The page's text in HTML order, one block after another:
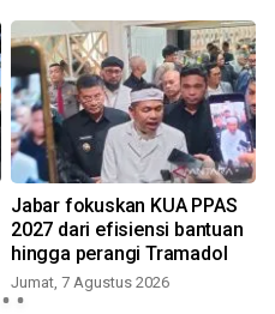
Jabar fokuskan KUA PPAS
2027 dari efisiensi bantuan
hingga perangi Tramadol
Jumat, 7 Agustus 2026